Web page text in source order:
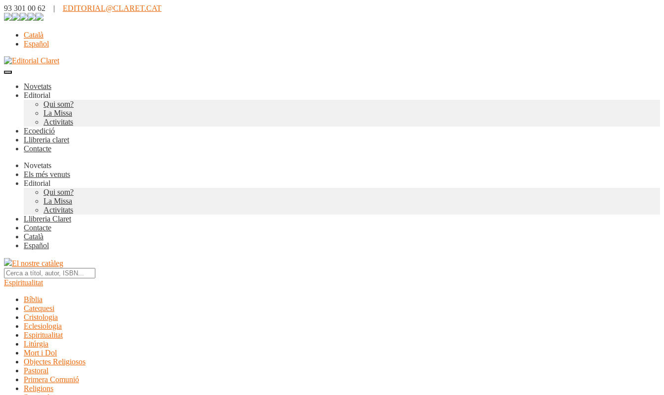
93 301 00 62 | EDITORIAL@CLARET.CAT
Català
Español
Novetats
Editorial
Qui som?
La Missa
Activitats
Ecoedició
Llibreria claret
Contacte
Novetats
Els més venuts
Editorial
Qui som?
La Missa
Activitats
Llibreria Claret
Contacte
Català
Español
El nostre catàleg
Espiritualitat
Bíblia
Catequesi
Cristologia
Eclesiologia
Espiritualitat
Litúrgia
Mort i Dol
Objectes Religiosos
Pastoral
Primera Comunió
Religions